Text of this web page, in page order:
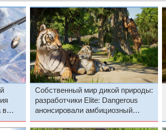
в
Собственный мир дикой природы:
разработчики Elite: Dangerous
анонсировали амбициозный
симулятор зоопарков Planet Zoo 2